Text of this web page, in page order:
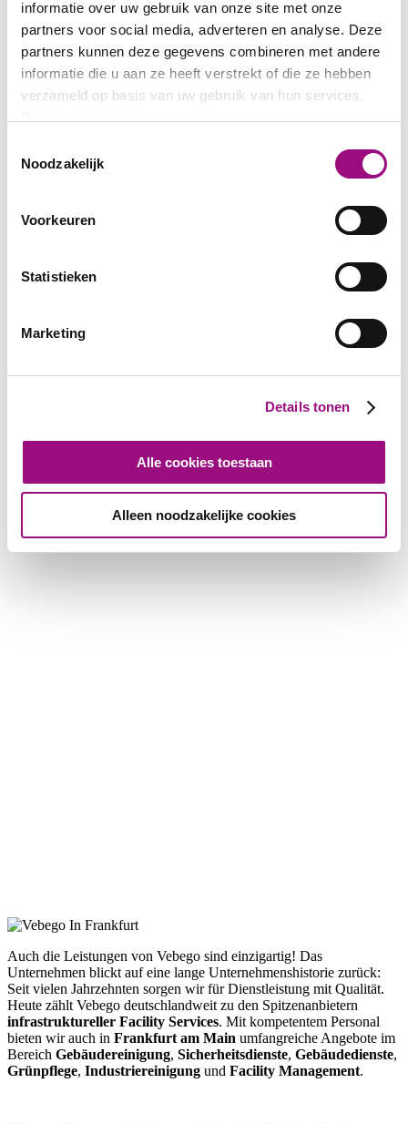
informatie over uw gebruik van onze site met onze
partners voor social media, adverteren en analyse. Deze
partners kunnen deze gegevens combineren met andere
informatie die u aan ze heeft verstrekt of die ze hebben
verzameld op basis van uw gebruik van hun services.
Noodzakelijk
Voorkeuren
Statistieken
Marketing
Details tonen
Alle cookies toestaan
Alleen noodzakelijke cookies
Auch die Leistungen von Vebego sind einzigartig! Das
Unternehmen blickt auf eine lange Unternehmenshistorie zurück:
Seit vielen Jahrzehnten sorgen wir für Dienstleistung mit Qualität.
Heute zählt Vebego deutschlandweit zu den Spitzenanbietern
infrastruktureller Facility Services. Mit kompetentem Personal
bieten wir auch in Frankfurt am Main umfangreiche Angebote im
Bereich Gebäudereinigung, Sicherheitsdienste, Gebäudedienste,
Grünpflege, Industriereinigung und Facility Management.